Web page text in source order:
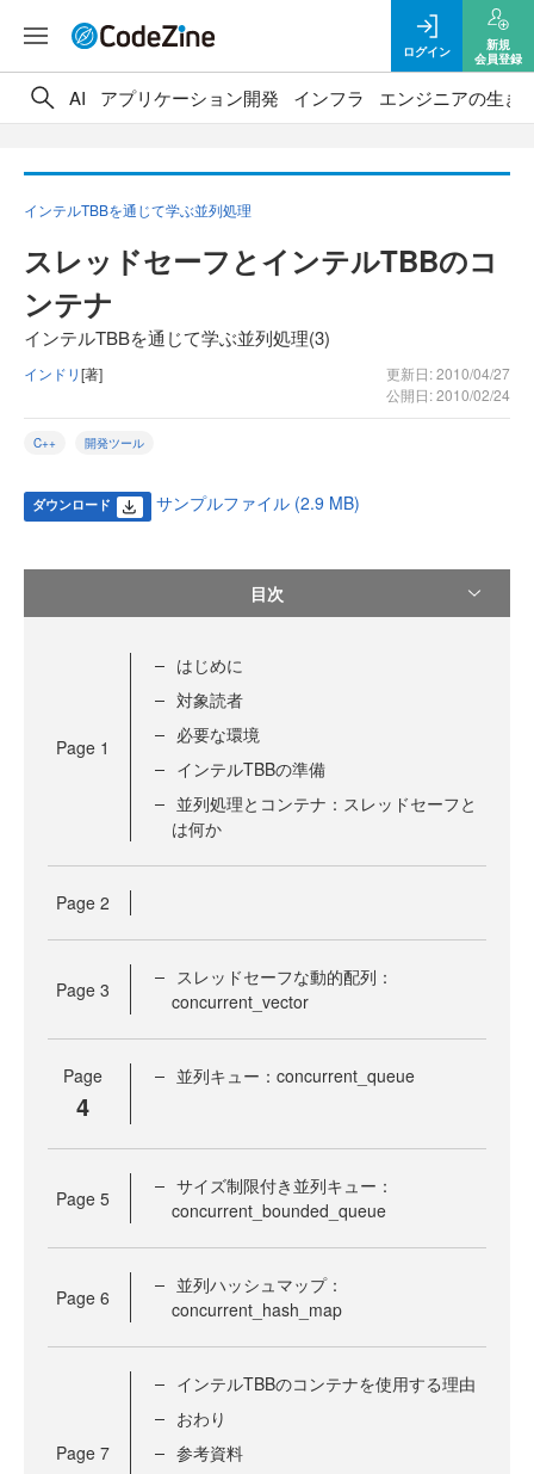
ログイン
新規
会員登録
AI アプリケーション開発 インフラ エンジニアの生き
インテルTBBを通じて学ぶ並列処理
スレッドセーフとインテルTBBのコ
ンテナ
インテルTBBを通じて学ぶ並列処理(3)
インドリ[著]
更新日: 2010/04/27
公開日: 2010/02/24
C++ 開発ツール
ダウンロード サンプルファイル (2.9 MB)
目次
Page 1
はじめに
対象読者
必要な環境
インテルTBBの準備
並列処理とコンテナ：スレッドセーフと
は何か
Page 2
Page 3
スレッドセーフな動的配列：
concurrent_vector
Page
4
並列キュー：concurrent_queue
Page 5
サイズ制限付き並列キュー：
concurrent_bounded_queue
Page 6
並列ハッシュマップ：
concurrent_hash_map
Page 7
インテルTBBのコンテナを使用する理由
おわり
参考資料